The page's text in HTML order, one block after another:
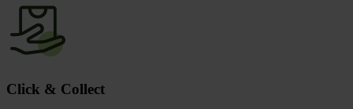
Click & Collect